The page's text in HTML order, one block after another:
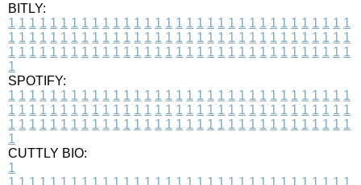
BITLY:
1 1 1 1 1 1 1 1 1 1 1 1 1 1 1 1 1 1 1 1 1 1 1 1 1 1 1 1 1 1 1 1 1
1 1 1 1 1 1 1 1 1 1 1 1 1 1 1 1 1 1 1 1 1 1 1 1 1 1 1 1 1 1 1 1 1
1 1 1 1 1 1 1 1 1 1 1 1 1 1 1 1 1 1 1 1 1 1 1 1 1 1 1 1 1 1 1 1 1
1
SPOTIFY:
1 1 1 1 1 1 1 1 1 1 1 1 1 1 1 1 1 1 1 1 1 1 1 1 1 1 1 1 1 1 1 1 1
1 1 1 1 1 1 1 1 1 1 1 1 1 1 1 1 1 1 1 1 1 1 1 1 1 1 1 1 1 1 1 1 1
1 1 1 1 1 1 1 1 1 1 1 1 1 1 1 1 1 1 1 1 1 1 1 1 1 1 1 1 1 1 1 1 1
1
CUTTLY BIO:
1
1 1 1 1 1 1 1 1 1 1 1 1 1 1 1 1 1 1 1 1 1 1 1 1 1 1 1 1 1 1 1 1 1